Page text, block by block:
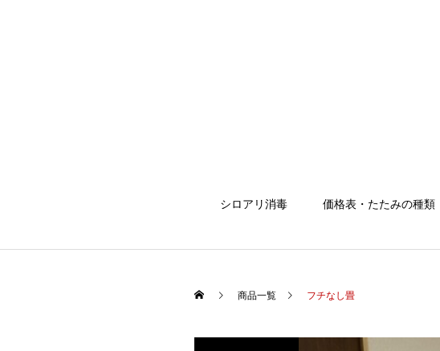
シロアリ消毒 価格表・たたみの種類
商品一覧 フチなし畳